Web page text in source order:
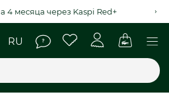
4 месяца через Kaspi Red+